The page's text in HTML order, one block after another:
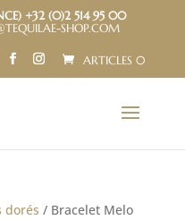
+32 (0)2 514 95 00
SHOP.COM
ARTICLES 0
dorés / Bracelet Melo